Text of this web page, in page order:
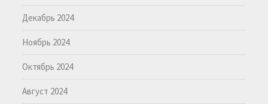
Декабрь 2024
Ноябрь 2024
Октябрь 2024
Август 2024